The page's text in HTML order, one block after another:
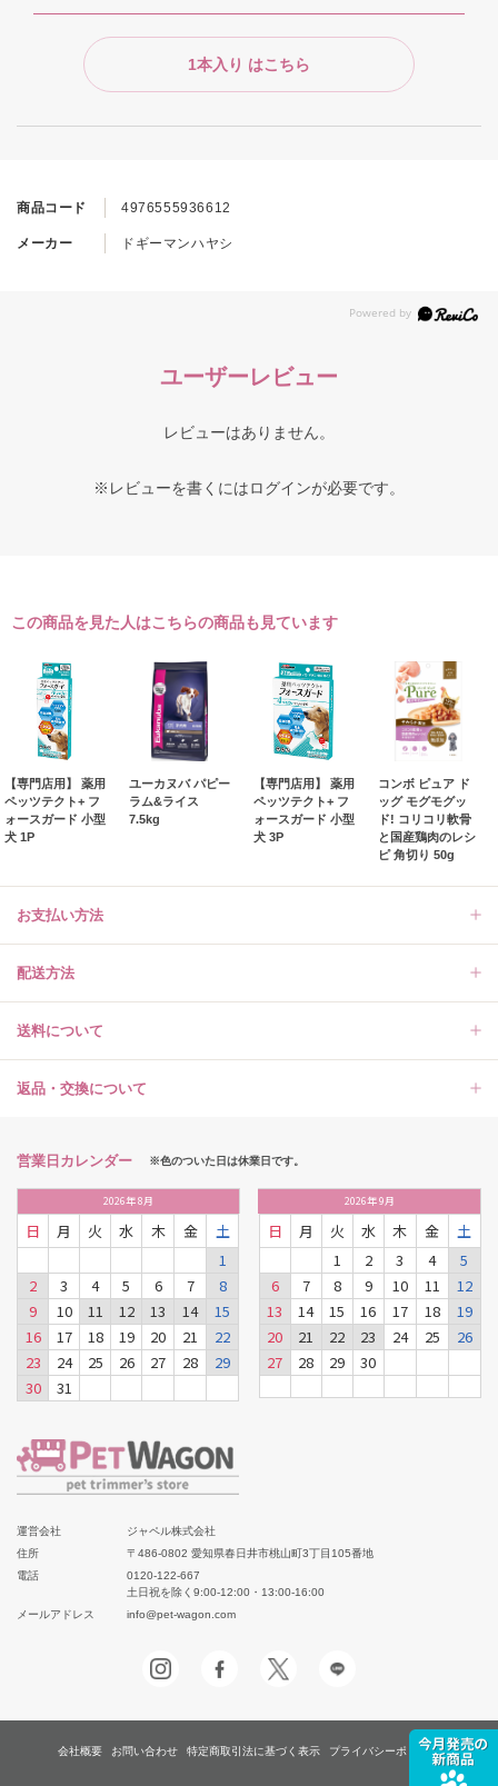
商品コード 4976555936612
メーカー ドギーマンハヤシ
1本入り はこちら
ユーザーレビュー
レビューはありません。
※レビューを書くにはログインが必要です。
この商品を見た人はこちらの商品も見ています
【専門店用】 薬用
ペッツテクト+ フ
ォースガード 小型
犬 1P
ユーカヌバ パピー
ラム&ライス
7.5kg
【専門店用】 薬用
ペッツテクト+ フ
ォースガード 小型
犬 3P
コンボ ピュア ド
ッグ モグモグッ
ド! コリコリ軟骨
と国産鶏肉のレシ
ピ 角切り 50g
お支払い方法
配送方法
送料について
返品・交換について
営業日カレンダー ※色のついた日は休業日です。
2026年8月
日 月 火 水 木 金
土
1
2
3 4 5 6 7
8
9
10 11 12 13 14
15
16
17 18 19 20 21
22
23
24 25 26 27 28
29
30
31
2026年9月
日 月 火 水 木 金
土
1
2 3 4
5
6
7 8 9 10 11
12
13
14 15 16 17 18
19
20
21 22 23 24 25
26
27
28 29 30
運営会社
ジャペル株式会社
住所
〒486-0802 愛知県春日井市桃山町3丁目105番地
電話
0120-122-667
土日祝を除く9:00-12:00・13:00-16:00
メールアドレス
info@pet-wagon.com
会社概要 お問い合わせ 特定商取引法に基づく表示 プライバシーポリシー